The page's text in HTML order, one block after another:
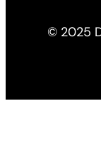
© 2025